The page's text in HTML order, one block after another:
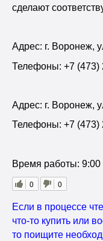
сделают
Адрес: г. Воронеж,
Телефоны: +7 (473)
Адрес: г. Воронеж,
Телефоны: +7 (473)
Время работы:
0
0
Если в процессе
что-то купить или
то поищите